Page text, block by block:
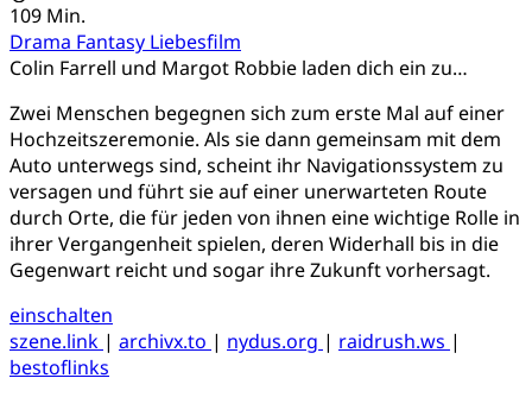
109 Min.
Drama Fantasy Liebesfilm
Colin Farrell und Margot Robbie laden dich ein zu…
Zwei Menschen begegnen sich zum erste Mal auf einer
Hochzeitszeremonie. Als sie dann gemeinsam mit dem
Auto unterwegs sind, scheint ihr Navigationssystem zu
versagen und führt sie auf einer unerwarteten Route
durch Orte, die für jeden von ihnen eine wichtige Rolle in
ihrer Vergangenheit spielen, deren Widerhall bis in die
Gegenwart reicht und sogar ihre Zukunft vorhersagt.
einschalten
szene.link | archivx.to | nydus.org | raidrush.ws |
bestoflinks